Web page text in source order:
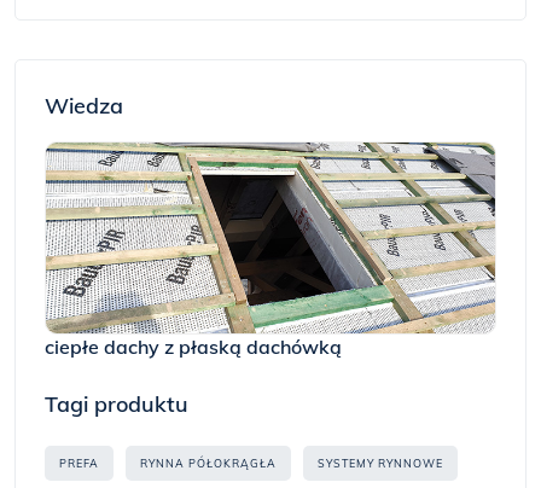
Wiedza
ciepłe dachy z płaską dachówką
Tagi produktu
PREFA RYNNA PÓŁOKRĄGŁA SYSTEMY RYNNOWE